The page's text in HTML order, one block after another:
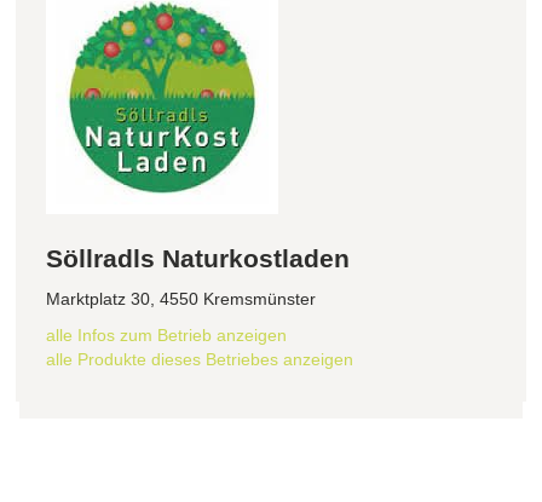
Söllradls Naturkostladen
Marktplatz 30, 4550 Kremsmünster
alle Infos zum Betrieb anzeigen
alle Produkte dieses Betriebes anzeigen